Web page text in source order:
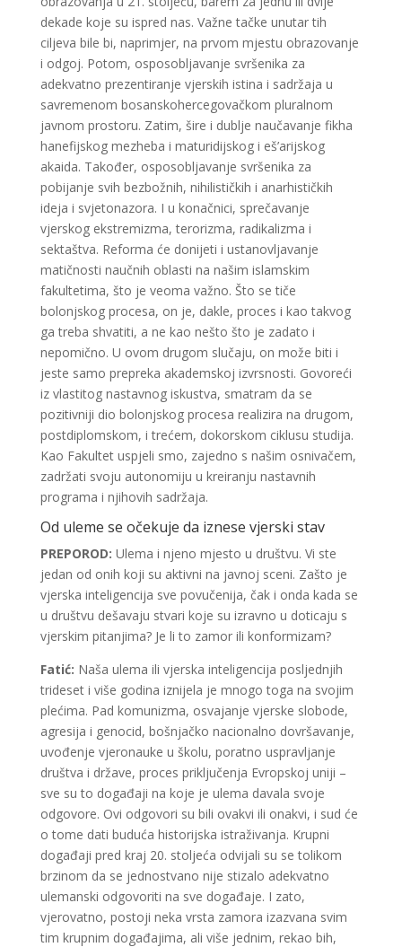
dekade koje su ispred nas. Važne tačke unutar tih
ciljeva bile bi, naprimjer, na prvom mjestu obrazovanje
i odgoj. Potom, osposobljavanje svršenika za
adekvatno prezentiranje vjerskih istina i sadržaja u
savremenom bosanskohercegovačkom pluralnom
javnom prostoru. Zatim, šire i dublje naučavanje fikha
hanefijskog mezheba i maturidijskog i eš’arijskog
akaida. Također, osposobljavanje svršenika za
pobijanje svih bezbožnih, nihilističkih i anarhističkih
ideja i svjetonazora. I u konačnici, sprečavanje
vjerskog ekstremizma, terorizma, radikalizma i
sektaštva. Reforma će donijeti i ustanovljavanje
matičnosti naučnih oblasti na našim islamskim
fakultetima, što je veoma važno. Što se tiče
bolonjskog procesa, on je, dakle, proces i kao takvog
ga treba shvatiti, a ne kao nešto što je zadato i
nepomično. U ovom drugom slučaju, on može biti i
jeste samo prepreka akademskoj izvrsnosti. Govoreći
iz vlastitog nastavnog iskustva, smatram da se
pozitivniji dio bolonjskog procesa realizira na drugom,
postdiplomskom, i trećem, dokorskom ciklusu studija.
Kao Fakultet uspjeli smo, zajedno s našim osnivačem,
zadržati svoju autonomiju u kreiranju nastavnih
programa i njihovih sadržaja.
Od uleme se očekuje da iznese vjerski stav
PREPOROD: Ulema i njeno mjesto u društvu. Vi ste
jedan od onih koji su aktivni na javnoj sceni. Zašto je
vjerska inteligencija sve povučenija, čak i onda kada se
u društvu dešavaju stvari koje su izravno u doticaju s
vjerskim pitanjima? Je li to zamor ili konformizam?
Fatić: Naša ulema ili vjerska inteligencija posljednjih
trideset i više godina iznijela je mnogo toga na svojim
plećima. Pad komunizma, osvajanje vjerske slobode,
agresija i genocid, bošnjačko nacionalno dovršavanje,
uvođenje vjeronauke u školu, poratno uspravljanje
društva i države, proces priključenja Evropskoj uniji –
sve su to događaji na koje je ulema davala svoje
odgovore. Ovi odgovori su bili ovakvi ili onakvi, i sud će
o tome dati buduća historijska istraživanja. Krupni
događaji pred kraj 20. stoljeća odvijali su se tolikom
brzinom da se jednostvano nije stizalo adekvatno
ulemanski odgovoriti na sve događaje. I zato,
vjerovatno, postoji neka vrsta zamora izazvana svim
tim krupnim događajima, ali više jednim, rekao bih,